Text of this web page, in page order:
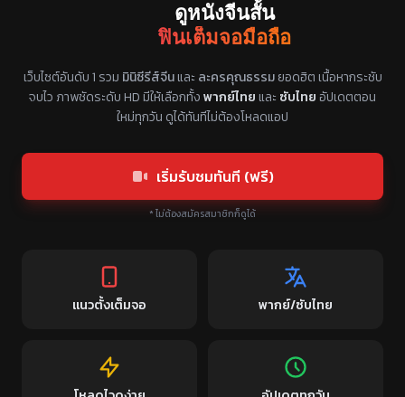
ดูหนังจีนสั้น
ฟินเต็มจอมือถือ
แหล่งรวมซีรี่ย์จีนแนวตั้ง พากย์ไทย ซับไทย
เว็บไซต์อันดับ 1 รวม มินิซีรีส์จีนและ ละครคุณธรรมยอดฮิต เนื้อหากระชับ
จบไว ภาพชัดระดับ HD มีให้เลือกทั้งพากย์ไทยและ ซับไทยอัปเดตตอน
ใหม่ทุกวัน ดูได้ทันทีไม่ต้องโหลดแอป
เริ่มรับชมทันที (ฟรี)
* ไม่ต้องสมัครสมาชิกก็ดูได้
แนวตั้งเต็มจอ พากย์/ซับไทย